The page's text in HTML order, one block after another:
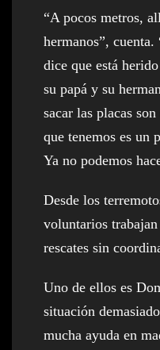
“A pocos metros,
hermanos”,
dice que está
su papá y su
sacar las placas
que tenemos es
Ya no podemos
Desde los
voluntarios
rescates sin
Uno de ellos es
situación
mucha ayuda en